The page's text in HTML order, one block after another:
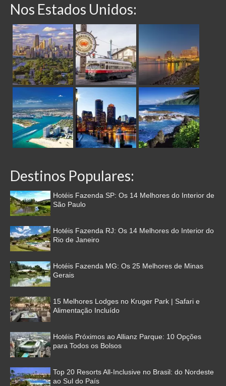
Nos Estados Unidos:
Destinos Populares:
Hotéis Fazenda SP: Os 14 Melhores do Interior de
São Paulo
Hotéis Fazenda RJ: Os 14 Melhores do Interior do
Rio de Janeiro
Hotéis Fazenda MG: Os 25 Melhores de Minas
Gerais
15 Melhores Lodges no Kruger Park | Safari e
Alimentação Incluído
Hotéis Próximos ao Allianz Parque: 10 Opções
para Todos os Bolsos
Top 20 Resorts All-Inclusive no Brasil: do Nordeste
ao Sul do País